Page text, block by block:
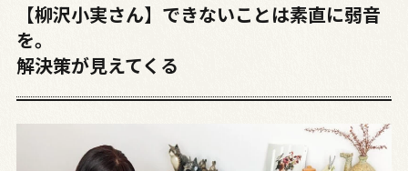
【柳沢小実さん】できないことは素直に弱音
を。
解決策が見えてくる